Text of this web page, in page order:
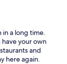
in a long time.
have your own
and
here again.